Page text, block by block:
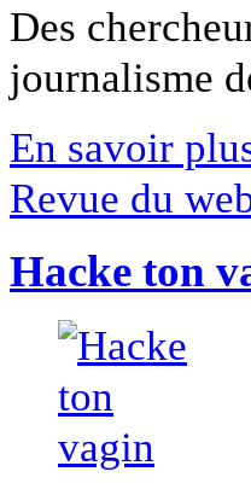
Des
journalisme
En savoir
Revue du
Hacke ton